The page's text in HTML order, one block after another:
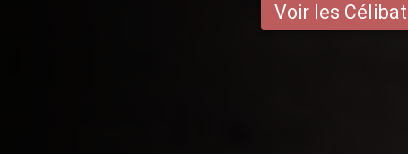
Voir les